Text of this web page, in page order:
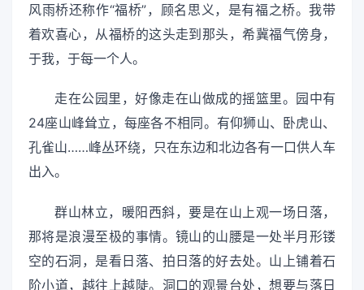
风雨桥还称作“福桥”，顾名思义，是有福之桥。我带
着欢喜心，从福桥的这头走到那头，希冀福气傍身，
于我，于每一个人。
走在公园里，好像走在山做成的摇篮里。园中有
24座山峰耸立，每座各不相同。有仰狮山、卧虎山、
孔雀山……峰丛环绕，只在东边和北边各有一口供人车
出入。
群山林立，暖阳西斜，要是在山上观一场日落，
那将是浪漫至极的事情。镜山的山腰是一处半月形镂
空的石洞，是看日落、拍日落的好去处。山上铺着石
阶小道，越往上越陡。洞口的观景台处，想要与落日